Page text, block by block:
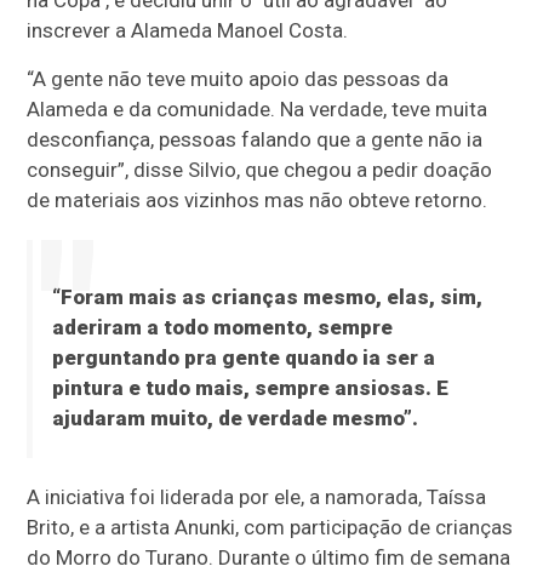
inscrever a Alameda Manoel Costa.
“A gente não teve muito apoio das pessoas da
Alameda e da comunidade. Na verdade, teve muita
desconfiança, pessoas falando que a gente não ia
conseguir”, disse Silvio, que chegou a pedir doação
de materiais aos vizinhos mas não obteve retorno.
“Foram mais as crianças mesmo, elas, sim,
aderiram a todo momento, sempre
perguntando pra gente quando ia ser a
pintura e tudo mais, sempre ansiosas. E
ajudaram muito, de verdade mesmo”.
A iniciativa foi liderada por ele, a namorada, Taíssa
Brito, e a artista Anunki, com participação de crianças
do Morro do Turano. Durante o último fim de semana